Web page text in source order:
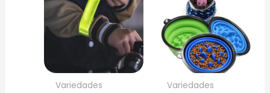
Variedades Variedades